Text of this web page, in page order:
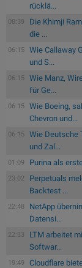
rücklä...
08:39
Die Khimji
die ...
06:15
Wie Callaway
und S...
06:15
Wie Manz,
für Ge...
06:15
Wie Boeing,
Chevron und...
06:15
Wie Deutsche
und Zal...
01:09 Purina als
23:02
Perpetuals
Backtest ...
22:48
NetApp
Datensi...
22:33
LTM arbeitet
Softwar...
19:49
Cloudflare